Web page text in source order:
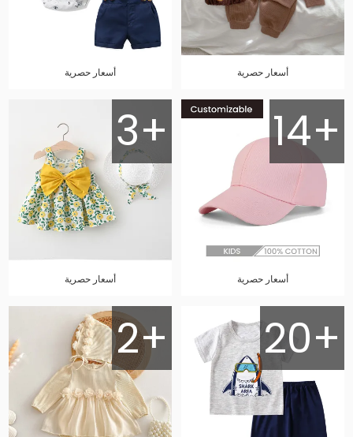
أسعار حصرية أسعار حصرية
14+
أسعار حصرية
3+
أسعار حصرية
20+
2+